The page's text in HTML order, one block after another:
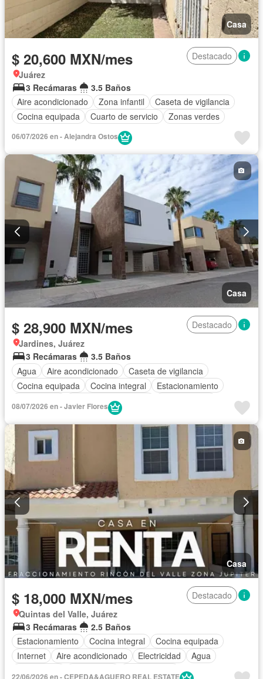
Casa
$ 20,600 MXN/mes
Destacado
Juárez
3 Recámaras
3.5 Baños
Aire acondicionado
Zona infantil
Caseta de vigilancia
Cocina equipada
Cuarto de servicio Zonas verdes
06/07/2026 en - Alejandra Ostos
Casa
$ 28,900 MXN/mes
Destacado
Jardines, Juárez
3 Recámaras
3.5 Baños
Agua
Aire acondicionado
Caseta de vigilancia
Cocina equipada
Cocina integral
Estacionamiento
Recámara con closet
08/07/2026 en - Javier Flores
Casa
$ 18,000 MXN/mes
Destacado
Quintas del Valle, Juárez
3 Recámaras
2.5 Baños
Estacionamiento
Cocina integral
Cocina equipada
Internet
Aire acondicionado Electricidad
Agua
22/06/2026 en - CEPEDA&AGUERO REAL ESTATE